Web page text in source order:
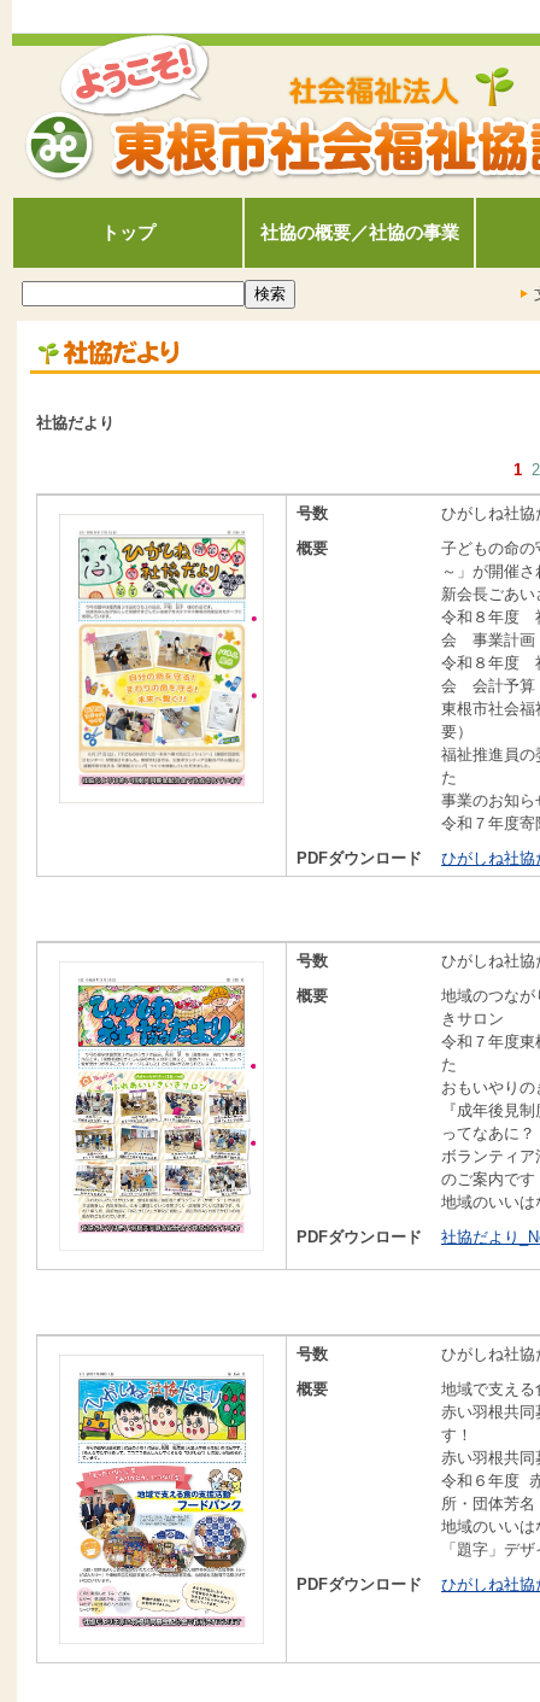
トップ 社協の概要／社協の事業
社協だより
1 2
号数
ひがしね社協
概要
子どもの命の
～」が開催
新会長ごあい
令和８年度
会 事業計画
令和８年度
会 会計予算
東根市社会
要）
福祉推進員の
た
事業のお知ら
令和７年度寄
PDFダウンロード
ひがしね社協
号数
ひがしね社協
概要
地域のつなが
きサロン
令和７年度東
た
おもいやり
『成年後見
ってなあに？
ボランティア
のご案内です
地域のいいは
PDFダウンロード
社協だより
号数
ひがしね社協
概要
地域で支える
赤い羽根共同
す！
赤い羽根共同
令和６年度
所・団体芳名
地域のいいは
「題字」デ
PDFダウンロード
ひがしね社協